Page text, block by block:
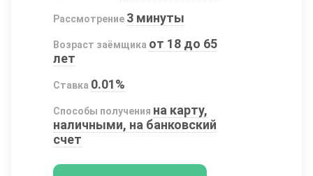
Рассмотрение 3 минуты
Возраст заёмщика от 18 до 65
лет
Ставка 0.01%
Способы получения на карту,
наличными, на банковский
счет